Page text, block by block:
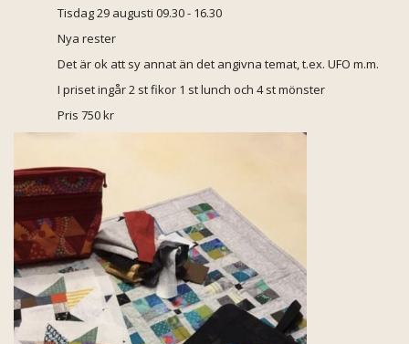
Tisdag 29 augusti 09.30 - 16.30
Nya rester
Det är ok att sy annat än det angivna temat, t.ex. UFO m.m.
I priset ingår 2 st fikor 1 st lunch och 4 st mönster
Pris 750 kr